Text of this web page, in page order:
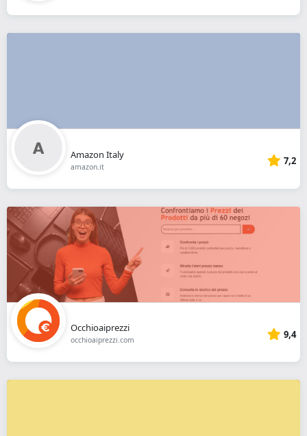
Amazon Italy
amazon.it 7,2
Occhioaiprezzi
occhioaiprezzi.com 9,4